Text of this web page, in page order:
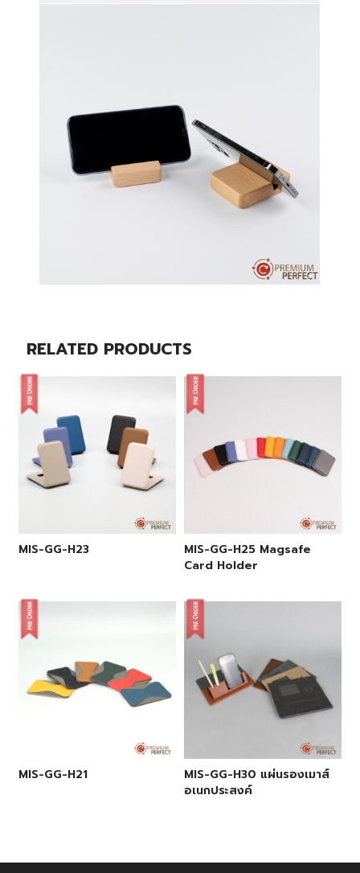
RELATED PRODUCTS
MIS-GG-H23
MIS-GG-H25 Magsafe
Card Holder
MIS-GG-H21
MIS-GG-H30 แผ่นรองเมาส์
อเนกประสงค์